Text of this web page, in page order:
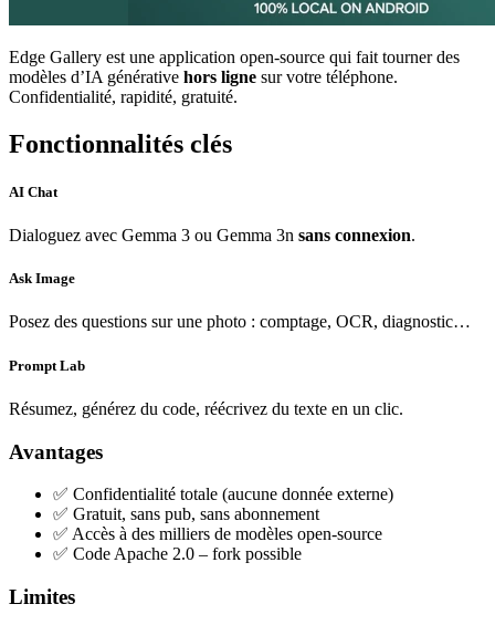
Edge Gallery est une application open-source qui fait tourner des
modèles d’IA générative hors ligne sur votre téléphone.
Confidentialité, rapidité, gratuité.
Fonctionnalités clés
AI Chat
Dialoguez avec Gemma 3 ou Gemma 3n sans connexion.
Ask Image
Posez des questions sur une photo : comptage, OCR, diagnostic…
Prompt Lab
Résumez, générez du code, réécrivez du texte en un clic.
Avantages
✅ Confidentialité totale (aucune donnée externe)
✅ Gratuit, sans pub, sans abonnement
✅ Accès à des milliers de modèles open-source
✅ Code Apache 2.0 – fork possible
Limites